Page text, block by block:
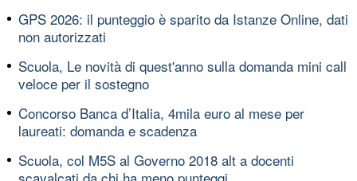
GPS 2026: il punteggio è sparito da Istanze Online, dati
non autorizzati
Scuola, Le novità di quest'anno sulla domanda mini call
veloce per il sostegno
Concorso Banca d’Italia, 4mila euro al mese per
laureati: domanda e scadenza
Scuola, col M5S al Governo 2018 alt a docenti